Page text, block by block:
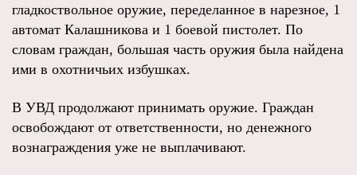
гладкоствольное оружие, переделанное в нарезное, 1
автомат Калашникова и 1 боевой пистолет. По
словам граждан, большая часть оружия была найдена
ими в охотничьих избушках.
В УВД продолжают принимать оружие. Граждан
освобождают от ответственности, но денежного
вознаграждения уже не выплачивают.